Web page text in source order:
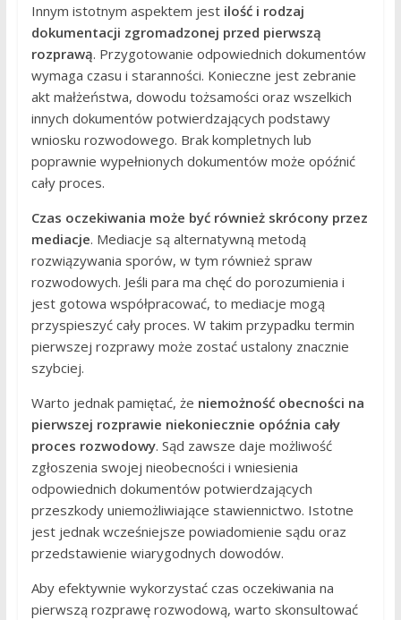
Innym istotnym aspektem jest ilość i rodzaj
dokumentacji zgromadzonej przed pierwszą
rozprawą. Przygotowanie odpowiednich dokumentów
wymaga czasu i staranności. Konieczne jest zebranie
akt małżeństwa, dowodu tożsamości oraz wszelkich
innych dokumentów potwierdzających podstawy
wniosku rozwodowego. Brak kompletnych lub
poprawnie wypełnionych dokumentów może opóźnić
cały proces.
Czas oczekiwania może być również skrócony przez
mediacje. Mediacje są alternatywną metodą
rozwiązywania sporów, w tym również spraw
rozwodowych. Jeśli para ma chęć do porozumienia i
jest gotowa współpracować, to mediacje mogą
przyspieszyć cały proces. W takim przypadku termin
pierwszej rozprawy może zostać ustalony znacznie
szybciej.
Warto jednak pamiętać, że niemożność obecności na
pierwszej rozprawie niekoniecznie opóźnia cały
proces rozwodowy. Sąd zawsze daje możliwość
zgłoszenia swojej nieobecności i wniesienia
odpowiednich dokumentów potwierdzających
przeszkody uniemożliwiające stawiennictwo. Istotne
jest jednak wcześniejsze powiadomienie sądu oraz
przedstawienie wiarygodnych dowodów.
Aby efektywnie wykorzystać czas oczekiwania na
pierwszą rozprawę rozwodową, warto skonsultować